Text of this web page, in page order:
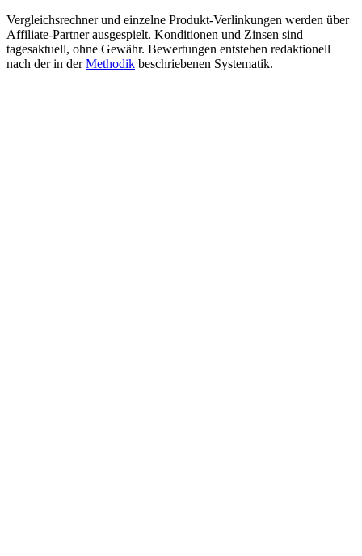
Vergleichsrechner und einzelne Produkt-Verlinkungen werden über
Affiliate-Partner ausgespielt. Konditionen und Zinsen sind
tagesaktuell, ohne Gewähr. Bewertungen entstehen redaktionell
nach der in derMethodik beschriebenen Systematik.